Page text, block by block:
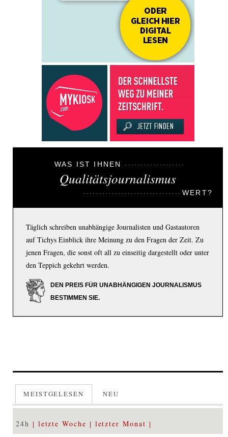
WAS IST IHNEN
Qualitätsjournalismus
WERT?
Täglich schreiben unabhängige Journalisten und Gastautoren
auf Tichys Einblick ihre Meinung zu den Fragen der Zeit. Zu
jenen Fragen, die sonst oft all zu einseitig dargestellt oder unter
den Teppich gekehrt werden.
DEN PREIS FÜR UNABHÄNGIGEN JOURNALISMUS
BESTIMMEN SIE.
MEISTGELESEN NEU
24h letzte Woche letzter Monat